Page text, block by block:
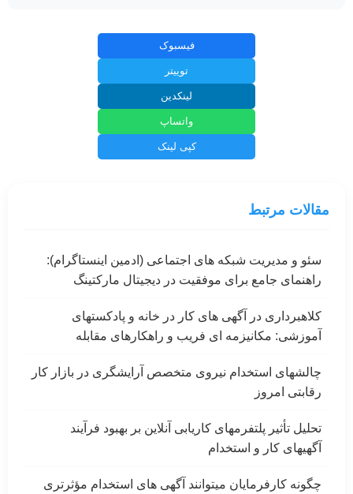
فیسبوک
توییتر
لینکدین
واتساپ
کپی لینک
مقالات مرتبط
سئو و مدیریت شبکه های اجتماعی (ادمین اینستاگرام):
راهنمای جامع برای موفقیت در دیجیتال مارکتینگ
کلاهبرداری در آگهی های کار در خانه و پادکستهای
آموزشی: مکانیزمه ای فریب و راهکارهای مقابله
چالشهای استخدام نیروی متخصص آرایشگری در بازار کار
رقابتی امروز
تحلیل تأثیر پلتفرمهای کاریابی آنلاین بر بهبود فرآیند
آگهیهای کار و استخدام
چگونه کارفرمایان میتوانند آگهی های استخدام مؤثرتری